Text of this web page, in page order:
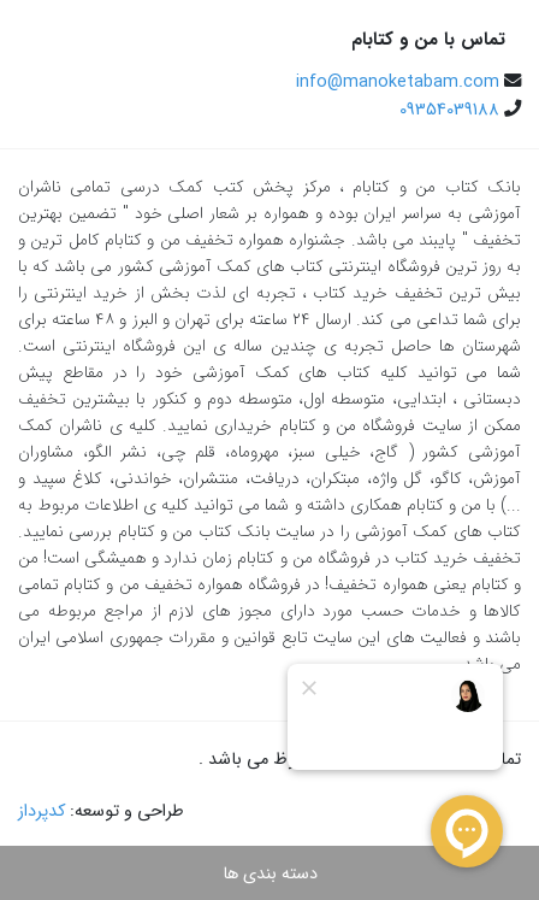
دسته بندی ها
5) مطابق با تغییرات جدید کتاب درسی و کنکور
خب همونطورکه توی فهرست هم مشاهده میکنید این کتاب به پنج فصل
تقسیم شده.بخش اول تا چهارم این کتاب درواقع همون فصل های کتاب
درسی هستن که خودشون درس هایی رو شامل میشن. بخش پنجم هم
مختص به پاسخنامه ی تشریحی هستش.
در ابتدای هر درسی یک درسنامه مخصوص اون درس تالیف شده.درسنامه ی
این کتاب همونطور که بهتون گفتم به شدت کامله و هرچیزی که لازمه برای
این درس بدونید رو توی خودش جا داده. همچنین یکسری نکات کنکوری و
بدردبخور رو از همین اول براتون توضیح داده که در آینده برای کنکور خیلی
بدردتون میخوره.
یکی از ویژگی های مثبت این درسنامه هم 203 تستیه که
مابین توضیحاتش قرار داده شده تا شمارو یادگیری هر مبحث مطمئن کنه.
بعد از هر درسنامه تست های این کتاب قرار داده شده که تمام مباحث کتاب
درسی و مفاهیم اصلی رو پوشش داده و کمکتون میکنه که از یادگیریتون
اطمینان کامل رو به دست بیارین. این تست ها به صورت تالیفی و کنکوری از
کنکور طراحی شده وتعدادشون 1285 تاست
باعث میشه که سر جلسه ی کنکور هیچ سوالی براتون ناآشنا نباشه.
آزمون های جامع این کتاب هم درواقع کمکتون میکنن تا دوره و مروری به
تماس با من و کتابام
info@manoketabam.com
09354039188
بانک کتاب من و کتابام ، مرکز پخش کتب کمک درسی تمامی ناشران
آموزشی به سراسر ایران بوده و همواره بر شعار اصلی خود " تضمین بهترین
تخفیف " پایبند می باشد. جشنواره همواره تخفیف من و کتابام کامل ترین و
به روز ترین فروشگاه اینترنتی کتاب های کمک آموزشی کشور می باشد که با
بیش ترین تخفیف خرید کتاب ، تجربه ای لذت بخش از خرید اینترنتی را
برای شما تداعی می کند. ارسال ٢٤ ساعته برای تهران و البرز و ٤٨ ساعته برای
شهرستان ها حاصل تجربه ی چندین ساله ی این فروشگاه اینترنتی است.
شما می توانید کلیه کتاب های کمک آموزشی خود را در مقاطع پیش
دبستانی ، ابتدایی، متوسطه اول، متوسطه دوم و کنکور با بیشترین تخفیف
ممکن از سایت فروشگاه من و کتابام خریداری نمایید. کلیه ی ناشران کمک
آموزشی کشور ( گاج، خیلی سبز، مهروماه، قلم چی، نشر الگو، مشاوران
آموزش، کاگو، گل واژه، مبتکران، دریافت، منتشران، خواندنی، کلاغ سپید و
...) با من و کتابام همکاری داشته و شما می توانید کلیه ی اطلاعات مربوط به
کتاب های کمک آموزشی را در سایت بانک کتاب من و کتابام بررسی نمایید.
تخفیف خرید کتاب در فروشگاه من و کتابام زمان ندارد و همیشگی است! من
و کتابام یعنی همواره تخفیف! در فروشگاه همواره تخفیف من و کتابام تمامی
کالاها و خدمات حسب مورد دارای مجوز های لازم از مراجع مربوطه می
باشند و فعالیت های این سایت تابع قوانین و مقررات جمهوری اسلامی ایران
می باشد.
تمام حقوق برای من و کتابام محفوظ می باشد .
طراحی و توسعه:کدپرداز